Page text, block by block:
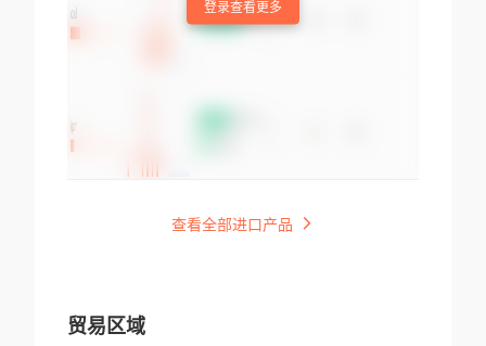
登录查看更多
查看全部进口产品
贸易区域